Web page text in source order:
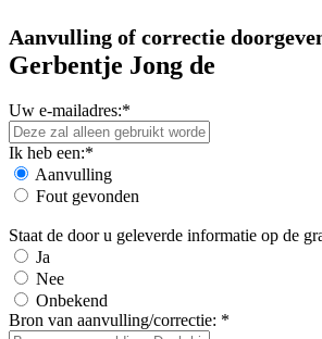
Aanvulling of correctie
Gerbentje Jong de
Uw e-mailadres:*
Ik heb een:*
Aanvulling
Fout gevonden
Staat de door u geleverde informatie op de
Ja
Nee
Onbekend
Bron van aanvulling/correctie: *